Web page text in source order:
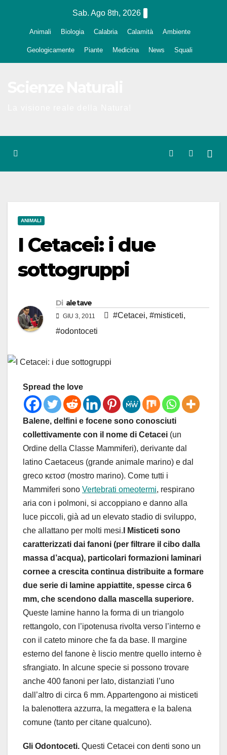
Sab. Ago 8th, 2026
Animali Biologia Calabria Calamità Ambiente
Geologicamente Piante Medicina News Squali
ANIMALI
I Cetacei: i due
sottogruppi
Di aletave
GIU 3, 2011 #Cetacei, #misticeti,
#odontoceti
Spread the love
Balene, delfini e focene sono conosciuti
collettivamente con il nome di Cetacei (un
Ordine della Classe Mammiferi), derivante dal
latino Caetaceus (grande animale marino) e dal
greco κετοσ (mostro marino). Come tutti i
Mammiferi sono Vertebrati omeotermi, respirano
aria con i polmoni, si accoppiano e danno alla
luce piccoli, già ad un elevato stadio di sviluppo,
che allattano per molti mesi. I Misticeti sono
caratterizzati dai fanoni (per filtrare il cibo dalla
massa d’acqua), particolari formazioni laminari
cornee a crescita continua distribuite a formare
due serie di lamine appiattite, spesse circa 6
mm, che scendono dalla mascella superiore.
Queste lamine hanno la forma di un triangolo
rettangolo, con l’ipotenusa rivolta verso l’interno e
con il cateto minore che fa da base. Il margine
esterno del fanone è liscio mentre quello interno è
sfrangiato. In alcune specie si possono trovare
anche 400 fanoni per lato, distanziati l’uno
dall’altro di circa 6 mm. Appartengono ai misticeti
la balenottera azzurra, la megattera e la balena
comune (tanto per citane qualcuno).
Gli Odontoceti. Questi Cetacei con denti sono un